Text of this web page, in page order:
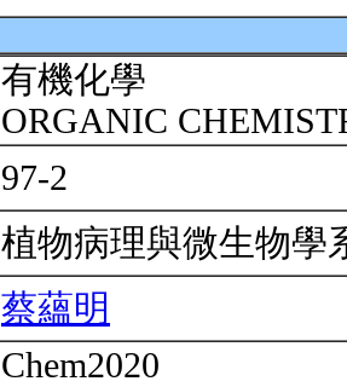
有機化學
ORGANIC
97-2
植物病理與微生物
蔡蘊明
Chem2020